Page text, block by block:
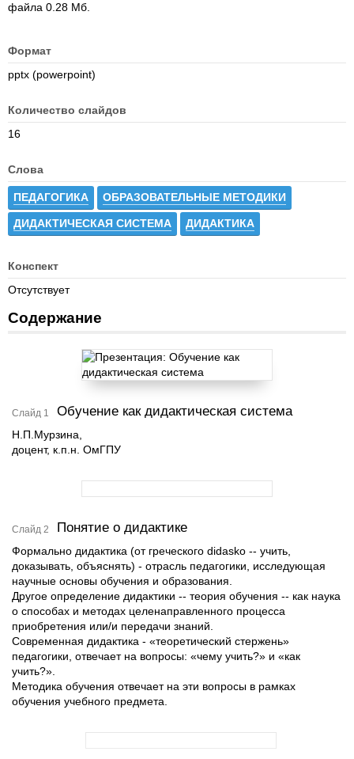
файла 0.28 Мб.
Формат
pptx (powerpoint)
Количество слайдов
16
Слова
ПЕДАГОГИКА ОБРАЗОВАТЕЛЬНЫЕ МЕТОДИКИ
ДИДАКТИЧЕСКАЯ СИСТЕМА ДИДАКТИКА
Конспект
Отсутствует
Содержание
Слайд 1 Обучение как дидактическая система
Н.П.Мурзина,
доцент, к.п.н. ОмГПУ
Слайд 2 Понятие о дидактике
Формально дидактика (от греческого didasko -- учить,
доказывать, объяснять) - отрасль педагогики, исследующая
научные основы обучения и образования.
Другое определение дидактики -- теория обучения -- как наука
о способах и методах целенаправленного процесса
приобретения или/и передачи знаний.
Современная дидактика - «теоретический стержень»
педагогики, отвечает на вопросы: «чему учить?» и «как
учить?».
Методика обучения отвечает на эти вопросы в рамках
обучения учебного предмета.